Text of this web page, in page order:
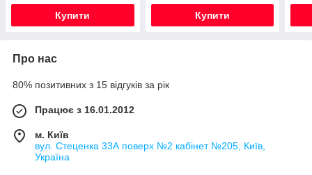
Купити Купити
Про нас
80% позитивних з 15 відгуків за рік
Працює з 16.01.2012
м. Київ
вул. Стеценка 33А поверх №2 кабінет №205, Київ,
Україна